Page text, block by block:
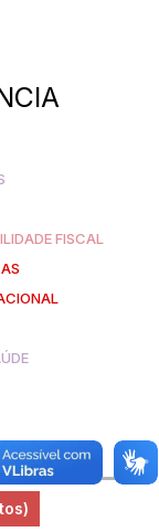
FISCAL